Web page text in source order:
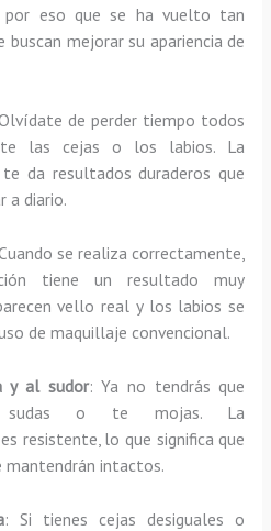
eso que se ha vuelto tan
mejorar su apariencia de
de perder tiempo todos
las cejas o los labios. La
da resultados duraderos que
a diario.
se realiza correctamente,
tiene un resultado muy
vello real y los labios se
de maquillaje convencional.
y al sudor: Ya no tendrás que
sudas o te mojas. La
resistente, lo que significa que
mantendrán intactos.
: Si tienes cejas desiguales o